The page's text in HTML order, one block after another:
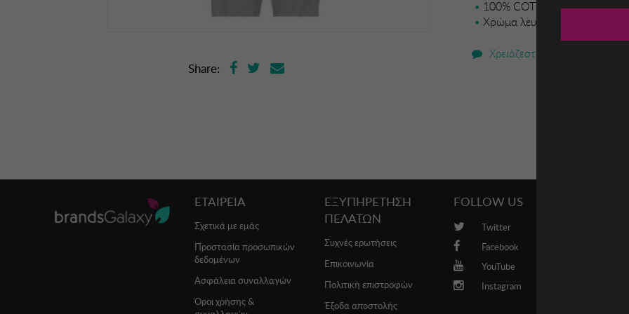
Share:
100% COT
Χρώμα λευκό
Χρειάζεστε βοήθεια;
ΕΤΑΙΡΕΙΑ
Σχετικά με εμάς
Προστασία προσωπικών
δεδομένων
Ασφάλεια συναλλαγών
Όροι χρήσης &
ΕΞΥΠΗΡΕΤΗΣΗ
ΠΕΛΑΤΩΝ
Συχνές ερωτήσεις
Επικοινωνία
Πολιτική επιστροφών
Έξοδα αποστολής
FOLLOW US
Twitter
Facebook
YouTube
Instagram